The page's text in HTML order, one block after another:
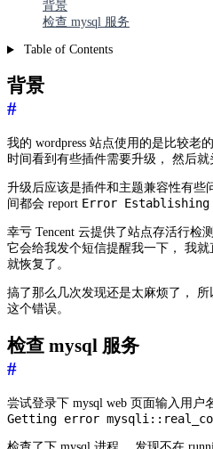
背景
检查 mysql 服务
Table of Contents
背景
#
我的 wordpress 站点使用的是比较老
时间看到有些插件需要升级， 然后就
升级后应该是插件和主题兼容性有些
间都会 report Error Establishing
幸亏 Tencent 云提供了站点存活行检
它会给我发个短信提醒我一下， 我
就恢复了。
搞了那么几次发现还是太麻烦了，
这个错误。
检查 mysql 服务
#
尝试登录下 mysql web 页面输入用户
Getting error